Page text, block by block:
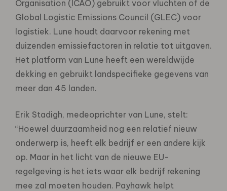
Organisation (ICAO) gebruikt voor vluchten of de
Global Logistic Emissions Council (GLEC) voor
logistiek. Lune houdt daarvoor rekening met
duizenden emissiefactoren in relatie tot uitgaven.
Het platform van Lune heeft een wereldwijde
dekking en gebruikt landspecifieke gegevens van
meer dan 45 landen.
Erik Stadigh, medeoprichter van Lune, stelt:
“Hoewel duurzaamheid nog een relatief nieuw
onderwerp is, heeft elk bedrijf er een andere kijk
op. Maar in het licht van de nieuwe EU-
regelgeving is het iets waar elk bedrijf rekening
mee zal moeten houden. Payhawk helpt